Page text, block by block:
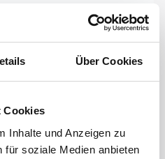
Über Cookies
Cookies
Inhalte und Anzeigen zu
für soziale Medien anbieten